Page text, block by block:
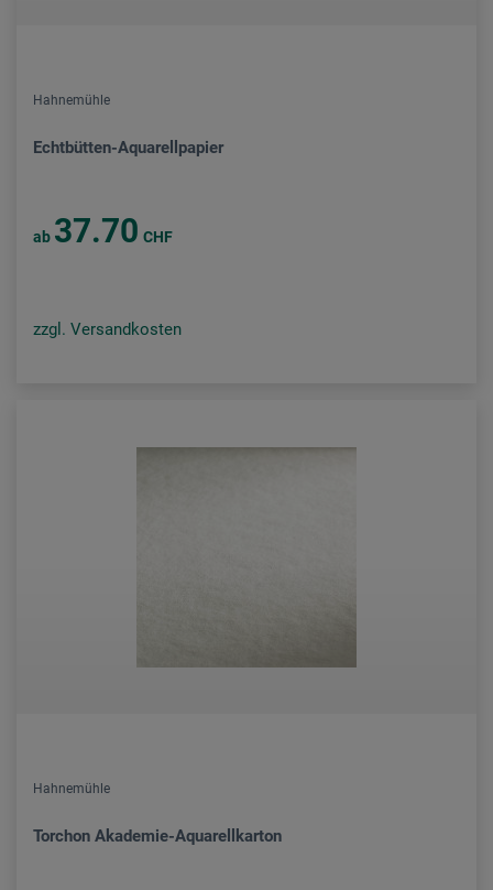
Hahnemühle
Echtbütten-Aquarellpapier
ab 37.70 CHF
zzgl. Versandkosten
Hahnemühle
Torchon Akademie-Aquarellkarton